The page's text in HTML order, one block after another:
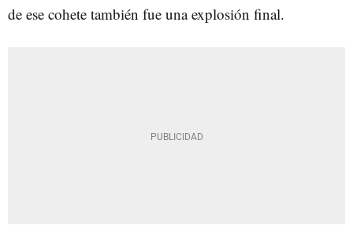
de ese cohete también fue una explosión final.